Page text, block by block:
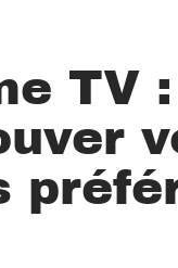
TV